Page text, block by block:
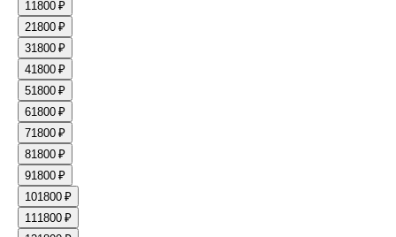
11800 ₽
21800 ₽
31800 ₽
41800 ₽
51800 ₽
61800 ₽
71800 ₽
81800 ₽
91800 ₽
101800 ₽
111800 ₽